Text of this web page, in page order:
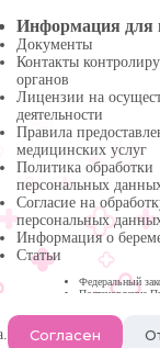
Согласен
Информация для
Документы
Контакты
органов
Лицензии на
деятельности
Правила
медицинских услуг
Политика обработки
персональных
Согласие на
персональных
Информация о
Статьи
Федеральный
Постановление
медицинской
Программа
Республике